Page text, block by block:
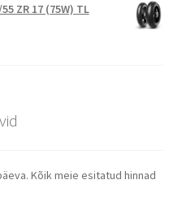
ZR 17 (75W) TL
Kõik meie esitatud hinnad